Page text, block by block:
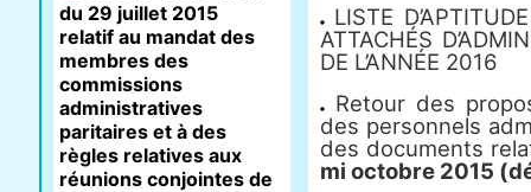
LISTE
ATTACHÉS
DE L’ANNÉE 2016
Retour des
des personnels
des documents
mi octobre 2015
du 29 juillet 2015
relatif au mandat des
membres des
commissions
administratives
paritaires et à des
règles relatives aux
réunions conjointes de